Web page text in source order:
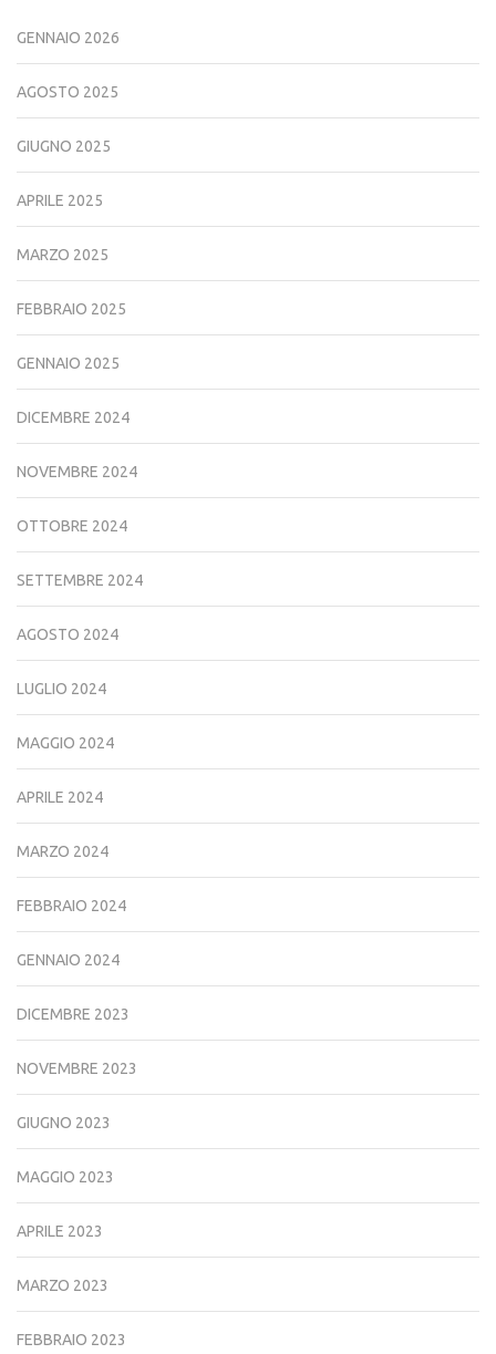
GENNAIO 2026
AGOSTO 2025
GIUGNO 2025
APRILE 2025
MARZO 2025
FEBBRAIO 2025
GENNAIO 2025
DICEMBRE 2024
NOVEMBRE 2024
OTTOBRE 2024
SETTEMBRE 2024
AGOSTO 2024
LUGLIO 2024
MAGGIO 2024
APRILE 2024
MARZO 2024
FEBBRAIO 2024
GENNAIO 2024
DICEMBRE 2023
NOVEMBRE 2023
GIUGNO 2023
MAGGIO 2023
APRILE 2023
MARZO 2023
FEBBRAIO 2023